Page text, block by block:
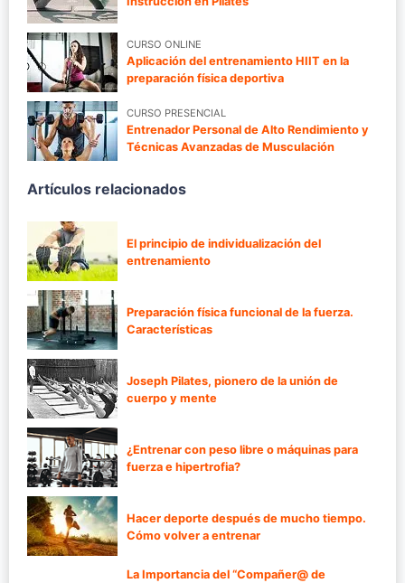
CURSO ONLINE
Aplicación del entrenamiento HIIT en la
preparación física deportiva
CURSO PRESENCIAL
Entrenador Personal de Alto Rendimiento y
Técnicas Avanzadas de Musculación
Artículos relacionados
El principio de individualización del
entrenamiento
Preparación física funcional de la fuerza.
Características
Joseph Pilates, pionero de la unión de
cuerpo y mente
¿Entrenar con peso libre o máquinas para
fuerza e hipertrofia?
Hacer deporte después de mucho tiempo.
Cómo volver a entrenar
La Importancia del “Compañer@ de